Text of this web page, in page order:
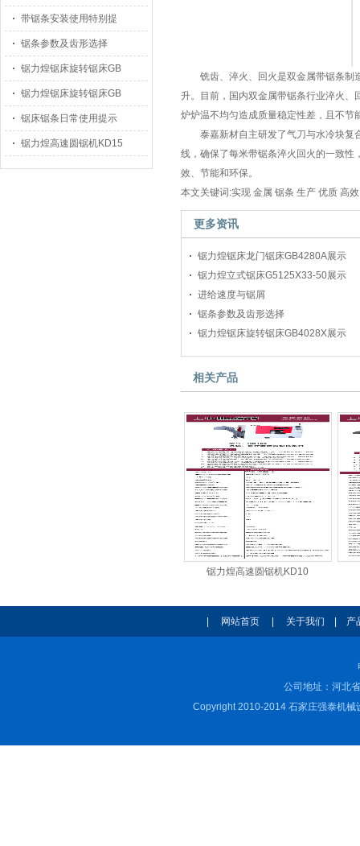
带锯条安装使用特别提
锯条参数及齿形选择
锯力煌锯床旋转锯床GB
锯力煌锯床旋转锯床GB
锯床锯条日常使用提示
锯力煌高速圆锯机KD15
铣齿、淬火、回火是双金属带锯条制
升。目前，国内双金属带锯条行业淬火
炉炉温不均匀造成质量稳定性差，且不节
泰嘉新材自主研发了气刀与水冷块复
线，确保了每米带锯条淬火回火的一致
效、节能和环保。
本文关键词:实现 金属 锯条 生产 优质 高
更多资讯
锯力煌锯床龙门锯床GB4280A展示
锯力煌立式锯床G5125X33-50展示
进给速度与锯屑
锯条参数及齿形选择
锯力煌锯床旋转锯床GB4028X展示
相关产品
锯力煌高速圆锯机KD10
网站首页| 关于我们 产
公司地址：河北
Copyright 2010-2014 石家庄强泰机